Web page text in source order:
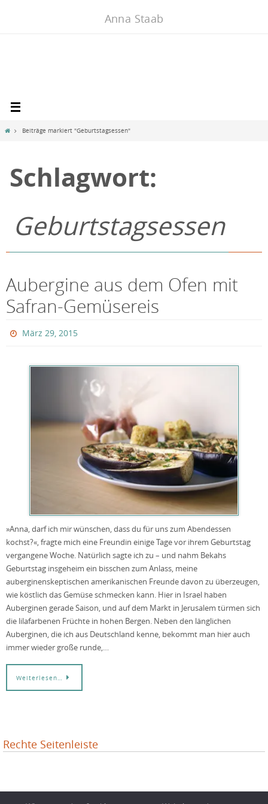
Anna Staab
HomeBeiträge markiert "Geburtstagsessen"
Schlagwort:
Geburtstagsessen
Aubergine aus dem Ofen mit
Safran-Gemüsereis
März 29, 2015
»Anna, darf ich mir wünschen, dass du für uns zum Abendessen
kochst?«, fragte mich eine Freundin einige Tage vor ihrem Geburtstag
vergangene Woche. Natürlich sagte ich zu – und nahm Bekahs
Geburtstag insgeheim ein bisschen zum Anlass, meine
auberginenskeptischen amerikanischen Freunde davon zu überzeugen,
wie köstlich das Gemüse schmecken kann. Hier in Israel haben
Auberginen gerade Saison, und auf dem Markt in Jerusalem türmen sich
die lilafarbenen Früchte in hohen Bergen. Neben den länglichen
Auberginen, die ich aus Deutschland kenne, bekommt man hier auch
immer wieder große runde,…
Weiterlesen…
Rechte Seitenleiste